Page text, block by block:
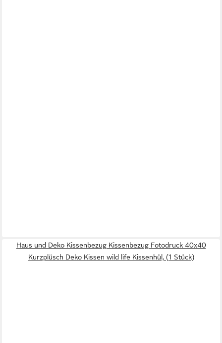
Haus und Deko Kissenbezug Kissenbezug Fotodruck 40x40
Kurzplüsch Deko Kissen wild life Kissenhül, (1 Stück)